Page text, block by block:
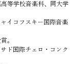
学校音楽科、同大学
フスキー国際音楽
。
際チェロ・コンク